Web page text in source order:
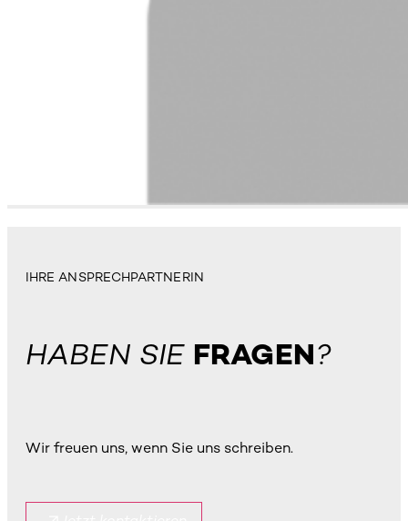
IHRE ANSPRECHPARTNERIN
HABEN SIE FRAGEN?
Wir freuen uns, wenn Sie uns schreiben.